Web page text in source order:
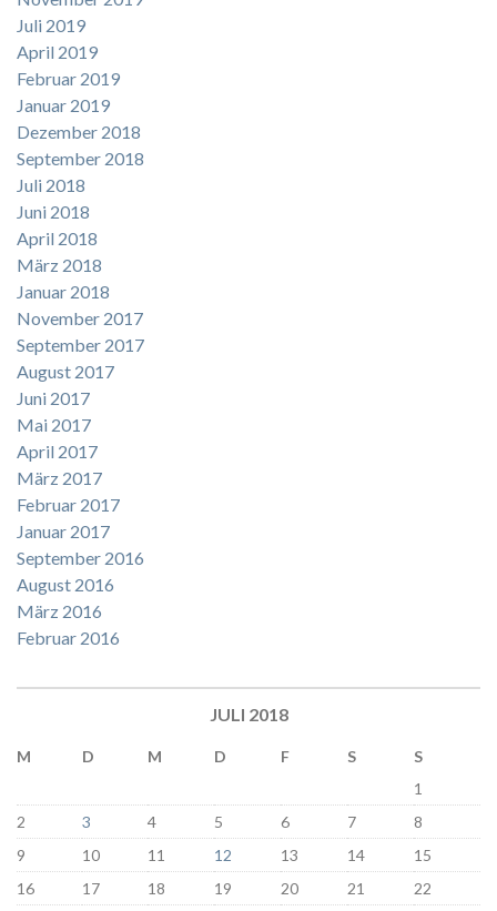
Juli 2019
April 2019
Februar 2019
Januar 2019
Dezember 2018
September 2018
Juli 2018
Juni 2018
April 2018
März 2018
Januar 2018
November 2017
September 2017
August 2017
Juni 2017
Mai 2017
April 2017
März 2017
Februar 2017
Januar 2017
September 2016
August 2016
März 2016
Februar 2016
JULI 2018
M D M D F S
S
1
2
3 4 5 6 7
8
9
10 11 12 13 14
15
16
17 18 19 20 21
22